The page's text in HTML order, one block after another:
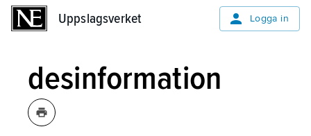
Uppslagsverket Logga in
desinformation